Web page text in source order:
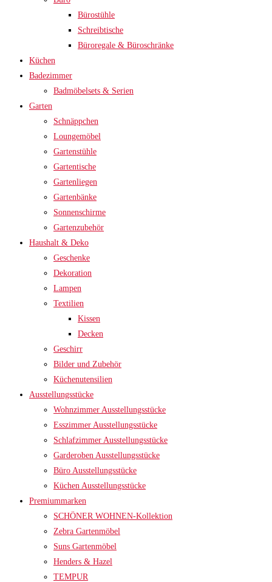
Bürostühle
Schreibtische
Büroregale & Büroschränke
Küchen
Badezimmer
Badmöbelsets & Serien
Garten
Schnäppchen
Loungemöbel
Gartenstühle
Gartentische
Gartenliegen
Gartenbänke
Sonnenschirme
Gartenzubehör
Haushalt & Deko
Geschenke
Dekoration
Lampen
Textilien
Kissen
Decken
Geschirr
Bilder und Zubehör
Küchenutensilien
Ausstellungsstücke
Wohnzimmer Ausstellungsstücke
Esszimmer Ausstellungsstücke
Schlafzimmer Ausstellungsstücke
Garderoben Ausstellungsstücke
Büro Ausstellungsstücke
Küchen Ausstellungsstücke
Premiummarken
SCHÖNER WOHNEN-Kollektion
Zebra Gartenmöbel
Suns Gartenmöbel
Henders & Hazel
TEMPUR